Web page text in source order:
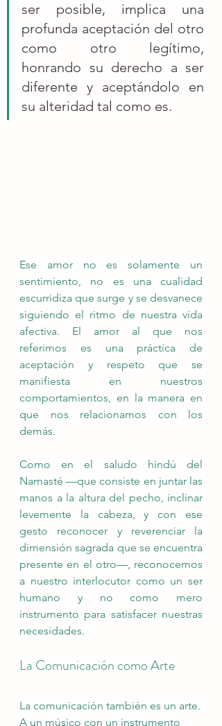
ser posible, implica una
profunda aceptación del otro
como otro legítimo,
honrando su derecho a ser
diferente y aceptándolo en
su alteridad tal como es.
Ese amor no es solamente un
sentimiento, no es una cualidad
escurridiza que surge y se desvanece
siguiendo el ritmo de nuestra vida
afectiva. El amor al que nos
referimos es una práctica de
aceptación y respeto que se
manifiesta en nuestros
comportamientos, en la manera en
que nos relacionamos con los
demás.
Como en el saludo hindú del
Namasté —que consiste en juntar las
manos a la altura del pecho, inclinar
levemente la cabeza, y con ese
gesto reconocer y reverenciar la
dimensión sagrada que se encuentra
presente en el otro—, reconocemos
a nuestro interlocutor como un ser
humano y no como mero
instrumento para satisfacer nuestras
necesidades.
La Comunicación como Arte
La comunicación también es un arte.
A un músico con un instrumento